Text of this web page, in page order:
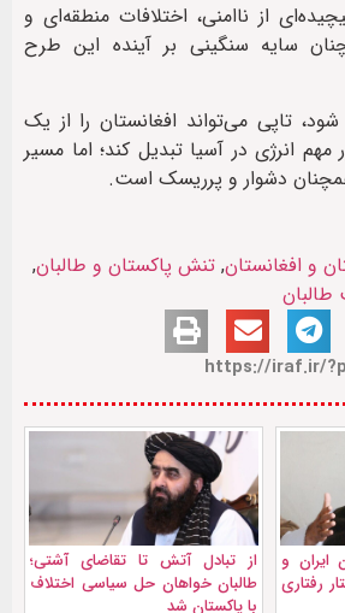
از ناامنی، اختلافات منطقه‌ای و
سایه سنگینی بر آینده این طرح
تاپی می‌تواند افغانستان را از یک
انرژی در آسیا تبدیل کند؛ اما مسیر
دشوار و پرریسک است.
و افغانستان, تنش پاکستان و طالبان,
ایران و
رفتاری
از تبادل آتش تا تقاضای آشتی؛
طالبان خواهان حل سیاسی اختلاف
با پاکستان شد